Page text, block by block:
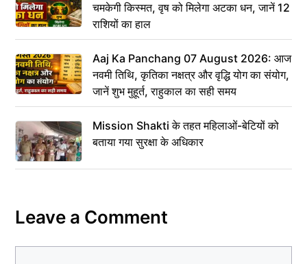
चमकेगी किस्मत, वृष को मिलेगा अटका धन, जानें 12
राशियों का हाल
Aaj Ka Panchang 07 August 2026: आज
नवमी तिथि, कृतिका नक्षत्र और वृद्धि योग का संयोग,
जानें शुभ मुहूर्त, राहुकाल का सही समय
Mission Shakti के तहत महिलाओं-बेटियों को
बताया गया सुरक्षा के अधिकार
Leave a Comment